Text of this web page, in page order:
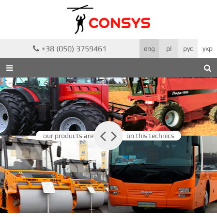
eng pl рус укр
 +38 (050) 3759461

our products are on this technics
 